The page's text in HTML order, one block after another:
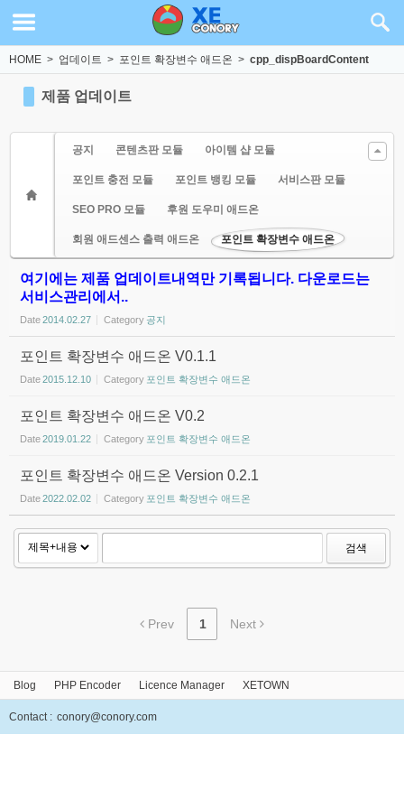
HOME > 업데이트 > 포인트 확장변수 애드온 > cpp_dispBoardContent
제품 업데이트
공지 콘텐츠판 모듈 아이템 샵 모듈
포인트 충전 모듈 포인트 뱅킹 모듈 서비스판 모듈
SEO PRO 모듈 후원 도우미 애드온
회원 애드센스 출력 애드온 포인트 확장변수 애드온
여기에는 제품 업데이트내역만 기록됩니다. 다운로드는
서비스관리에서..
Date2014.02.27 Category 공지
포인트 확장변수 애드온 V0.1.1
Date2015.12.10 Category 포인트 확장변수 애드온
포인트 확장변수 애드온 V0.2
Date2019.01.22 Category 포인트 확장변수 애드온
포인트 확장변수 애드온 Version 0.2.1
Date2022.02.02 Category 포인트 확장변수 애드온
검색
Prev 1 Next
Blog PHP Encoder Licence Manager XETOWN
Contact : conory@conory.com